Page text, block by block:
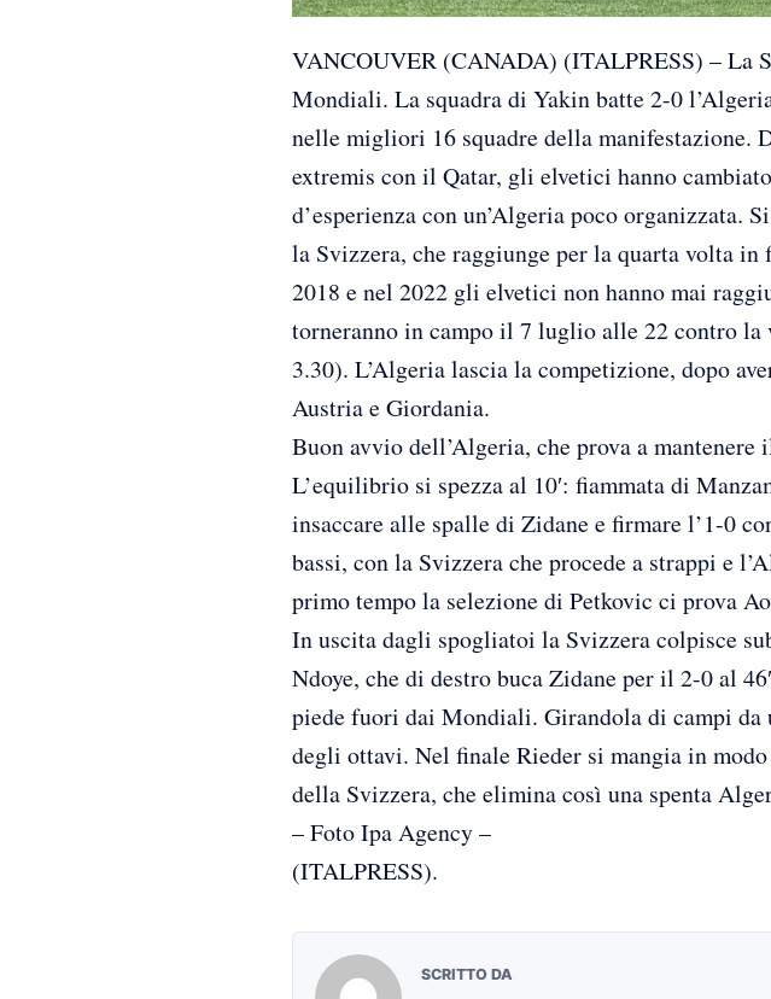
VANCOUVER (CANADA) (ITALPRESS) – La
Mondiali. La squadra di Yakin batte 2-0
nelle migliori 16 squadre della manifestazione.
extremis con il Qatar, gli elvetici hanno
d’esperienza con un’Algeria poco
la Svizzera, che raggiunge per la quarta volta
2018 e nel 2022 gli elvetici non hanno mai
torneranno in campo il 7 luglio alle 22 contro
3.30). L’Algeria lascia la competizione, dopo
Austria e Giordania.
Buon avvio dell’Algeria, che prova a
L’equilibrio si spezza al 10′: fiammata di
insaccare alle spalle di Zidane e firmare l’1-0
bassi, con la Svizzera che procede a strappi e
primo tempo la selezione di Petkovic ci prova
In uscita dagli spogliatoi la Svizzera colpisce
Ndoye, che di destro buca Zidane per il 2-0 al
piede fuori dai Mondiali. Girandola di campi da
degli ottavi. Nel finale Rieder si mangia in
della Svizzera, che elimina così una spenta
– Foto Ipa Agency –
(ITALPRESS).
SCRITTO DA